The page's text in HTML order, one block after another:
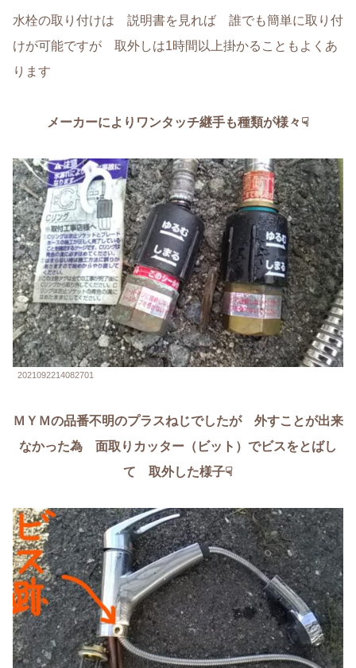
水栓の取り付けは 説明書を見れば 誰でも簡単に取り付
けが可能ですが 取外しは1時間以上掛かることもよくあ
ります
メーカーによりワンタッチ継手も種類が様々☟
2021092214082701
ＭＹＭの品番不明のプラスねじでしたが 外すことが出来
なかった為 面取りカッター（ビット）でビスをとばし
て 取外した様子☟